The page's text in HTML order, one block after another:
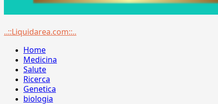
Menu
..::Liquidarea.com::..
Home
Medicina
Salute
Ricerca
Genetica
biologia